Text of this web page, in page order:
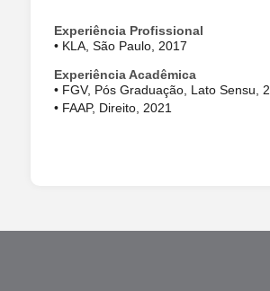
Experiência Profissional
• KLA, São Paulo, 2017
Experiência Acadêmica
• FGV, Pós Graduação, Lato Sensu,
• FAAP, Direito, 2021